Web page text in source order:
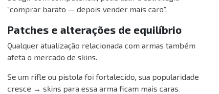
“comprar barato — depois vender mais caro”.
Patches e alterações de equilíbrio
Qualquer atualização relacionada com armas também
afeta o mercado de skins.
Se um rifle ou pistola foi fortalecido, sua popularidade
cresce → skins para essa arma ficam mais caras.